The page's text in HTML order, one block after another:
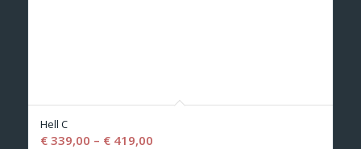
Hell C
€339,00 – €419,00